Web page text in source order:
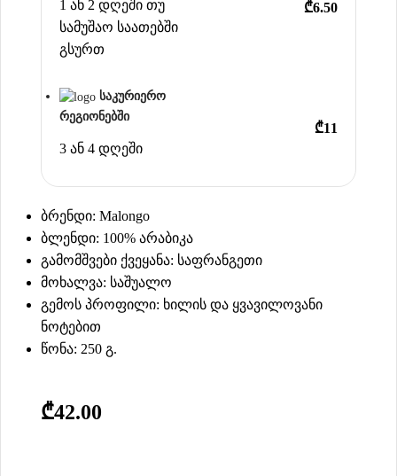
1 ან 2 დღეში თუ
სამუშაო საათებში
გსურთ
₾6.50
საკურიერო
რეგიონებში
3 ან 4 დღეში
₾11
ბრენდი: Malongo
ბლენდი: 100% არაბიკა
გამომშვები ქვეყანა: საფრანგეთი
მოხალვა: საშუალო
გემოს პროფილი: ხილის და ყვავილოვანი
ნოტებით
წონა: 250 გ.
₾42.00